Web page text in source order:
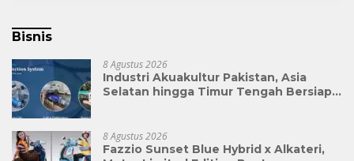
Bisnis
8 Agustus 2026
Industri Akuakultur Pakistan, Asia
Selatan hingga Timur Tengah Bersiap
8 Agustus 2026
Fazzio Sunset Blue Hybrid x Alkateri,